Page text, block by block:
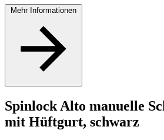
Mehr Informationen
Spinlock Alto manuelle
mit Hüftgurt, schwarz